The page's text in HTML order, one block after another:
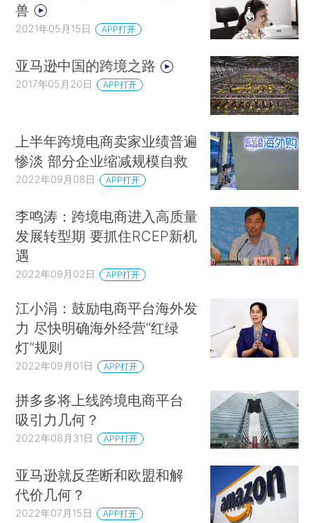
兽
2021年05月15日 APP打开
亚马逊中国的跨境之路
2017年05月20日 APP打开
上半年跨境电商卖家业绩普遍
惨淡 部分企业缩减规模自救
2022年09月08日 APP打开
李鸣涛：跨境电商进入高质量
发展转型期 要抓住RCEP新机
遇
2022年09月02日 APP打开
江小涓：鼓励电商平台海外发
力 尽快明确海外经营“红绿
灯”规则
2022年09月01日 APP打开
拼多多将上线跨境电商平台
吸引力几何？
2022年08月31日 APP打开
亚马逊就反垄断和欧盟和解
代价几何？
2022年07月15日 APP打开